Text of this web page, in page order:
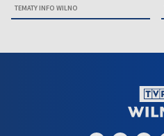
TEMATY INFO WILNO